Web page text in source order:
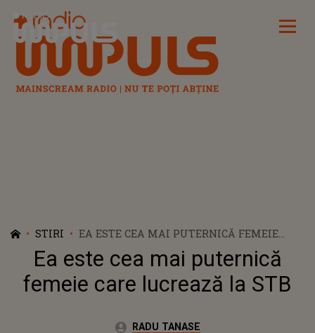
Radio Impuls
STIRI
EA ESTE CEA MAI PUTERNICĂ FEMEIE
CARE LUCREAZĂ LA STB
Ea este cea mai puternică
femeie care lucrează la STB
Autor:RADU TANASE